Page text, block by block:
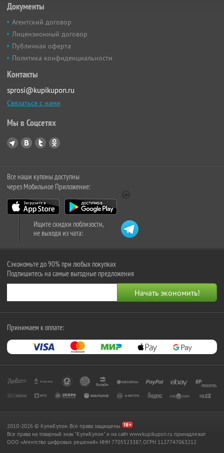
Документы
Агентский договор
Лицензионный договор
Публичная оферта
Политика конфиденциальности
Контакты
sprosi@kupikupon.ru
Связаться с нами
Мы в Соцсетях
Все наши купоны доступны
через Мобильное Приложение:
Ищите скидки поблизости,
не выходя из чата:
Сэкономьте до 90% при любых покупках
Подпишитесь на самые выгодные предложения
Принимаем к оплате:
2010-2026 © КупиКупон. Все права защищены.
Все права на товарный знак "КупиКупон" и на сайт www.kupikupon.ru принадлежат
OOO «Агентство цифровых решений» ИНН 7705523387, ОГРН 1127747063212